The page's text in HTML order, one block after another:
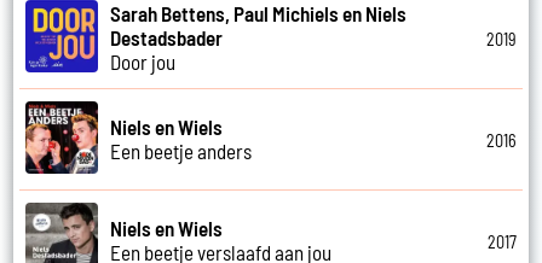
Sarah Bettens, Paul Michiels en Niels
Destadsbader
Door jou
2019
Niels en Wiels
Een beetje anders
2016
Niels en Wiels
Een beetje verslaafd aan jou
2017